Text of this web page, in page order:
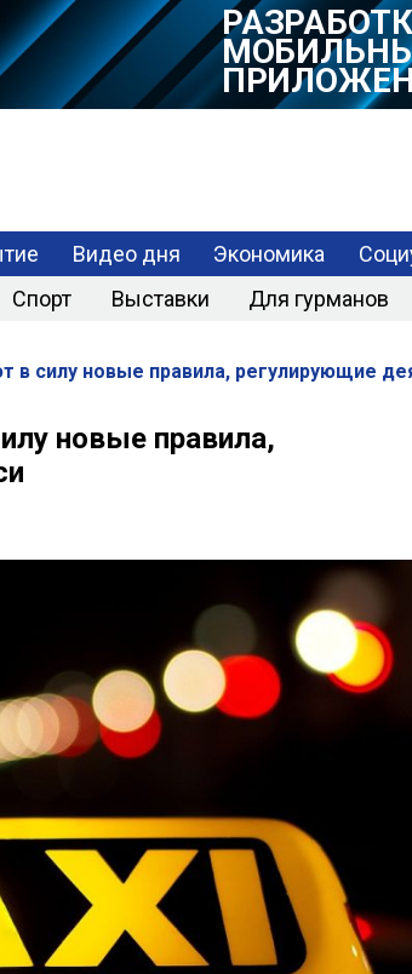
Видео дня Экономика
Спорт Выставки Для гурманов
в силу новые правила, регулирующие
новые правила,